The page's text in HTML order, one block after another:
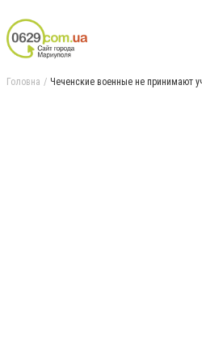
Головна Чеченские военные не принимают